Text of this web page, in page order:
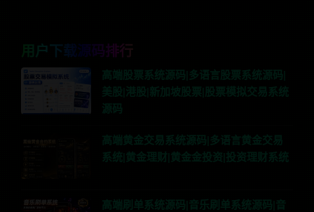
用户下载源码排行
高端股票系统源码|多语言股票系统源码|
美股|港股|新加坡股票|股票模拟交易系统
源码
高端黄金交易系统源码|多语言黄金交易
系统|黄金理财|黄金金投资|投资理财系统
高端刷单系统源码|音乐刷单系统源码|音